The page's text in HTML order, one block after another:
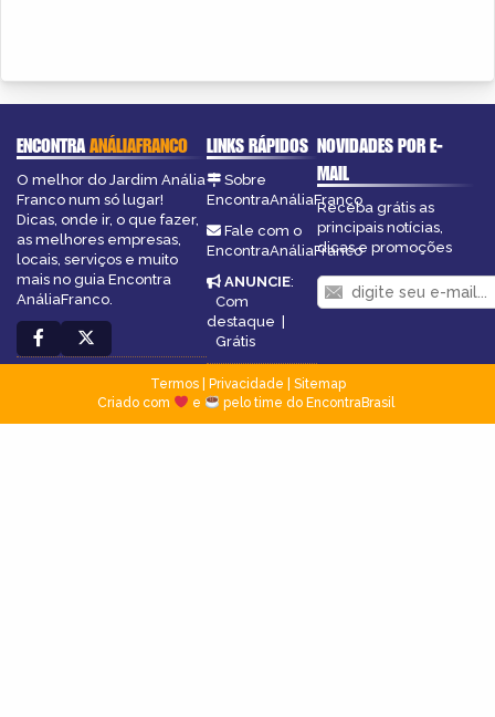
ENCONTRAANÁLIAFRANCO
O melhor do Jardim Anália
Franco num só lugar!
Dicas, onde ir, o que fazer,
as melhores empresas,
locais, serviços e muito
mais no guia Encontra
AnáliaFranco.
LINKS RÁPIDOS
Sobre
EncontraAnáliaFranco
Fale com o
EncontraAnáliaFranco
ANUNCIE:
Com
destaque |
Grátis
NOVIDADES POR E-
MAIL
Receba grátis as
principais notícias,
dicas e promoções
Termos| Privacidade
Sitemap
Criado com
e pelo time do EncontraBrasil